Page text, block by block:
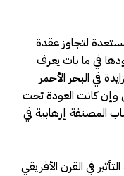
لتجاوز عقدة
في ما بات يعرف
المتزايدة في البحر الأحمر
وإن كانت العودة تحت
المصنفة إرهابية في
في القرن الأفريقي